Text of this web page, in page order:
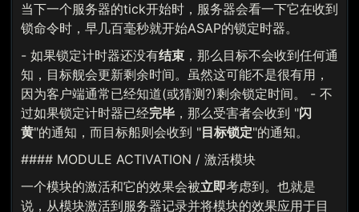
当下一个服务器的tick开始时，服务器会看一下它在收到
锁命令时，早几百毫秒就开始ASAP的锁定时器。
- 如果锁定计时器还没有结束 ，那么目标不会收到任何通
知，目标舰会更新剩余时间。虽然这可能不是很有用，
因为客户端通常已经知道(或猜测?)剩余锁定时间。 - 不
过如果锁定计时器已经完毕 ，那么受害者会收到 "闪
黄"的通知，而目标船则会收到 "目标锁定"的通知。
#### MODULE ACTIVATION / 激活模块
一个模块的激活和它的效果会被立即考虑到。也就是
说，从模块激活到服务器记录并将模块的效果应用于目